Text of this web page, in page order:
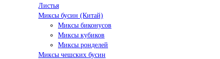
Листья
Миксы бусин (Китай)
Миксы биконусов
Миксы кубиков
Миксы ронделей
Миксы чешских бусин